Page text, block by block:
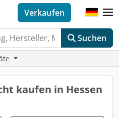
Suchen
Verkaufen
kaufen in Hessen